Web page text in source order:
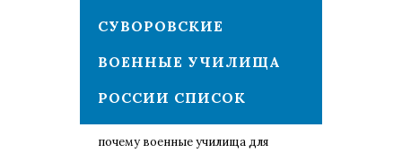
СУВОРОВСКИЕ
ВОЕННЫЕ УЧИЛИЩА
РОССИИ СПИСОК
почему военные училища для